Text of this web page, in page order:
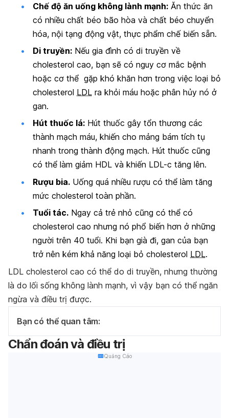
Chế độ ăn uống không lành mạnh: Ăn thức ăn
có nhiều chất béo bão hòa và chất béo chuyển
hóa, nội tạng động vật, thực phẩm chế biến sẵn.
Di truyền: Nếu gia đình có di truyền về
cholesterol cao, bạn sẽ có nguy cơ mắc bệnh
hoặc cơ thể gặp khó khăn hơn trong việc loại bỏ
cholesterol LDL ra khỏi máu hoặc phân hủy nó ở
gan.
Hút thuốc lá: Hút thuốc gây tổn thương các
thành mạch máu, khiến cho mảng bám tích tụ
nhanh trong thành động mạch. Hút thuốc cũng
có thể làm giảm HDL và khiến LDL-c tăng lên.
Rượu bia. Uống quá nhiều rượu có thể làm tăng
mức cholesterol toàn phần.
Tuổi tác. Ngay cả trẻ nhỏ cũng có thể có
cholesterol cao nhưng nó phổ biến hơn ở những
người trên 40 tuổi. Khi bạn già đi, gan của bạn
trở nên kém khả năng loại bỏ cholesterol LDL.
LDL cholesterol cao có thể do di truyền, nhưng thường
là do lối sống không lành mạnh, vì vậy bạn có thể ngăn
ngừa và điều trị được.
Bạn có thể quan tâm:
Chẩn đoán và điều trị
Quảng Cáo